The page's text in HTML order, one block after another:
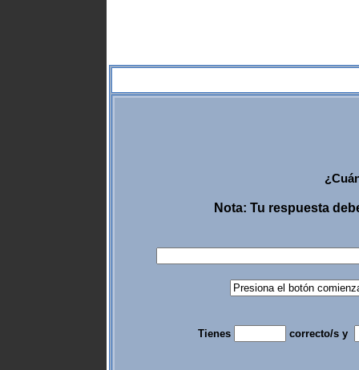
Nota: Tu respuesta
Tienes correcto/s y